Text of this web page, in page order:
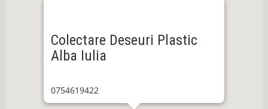
Colectare Deseuri Plastic
Alba Iulia
0754619422